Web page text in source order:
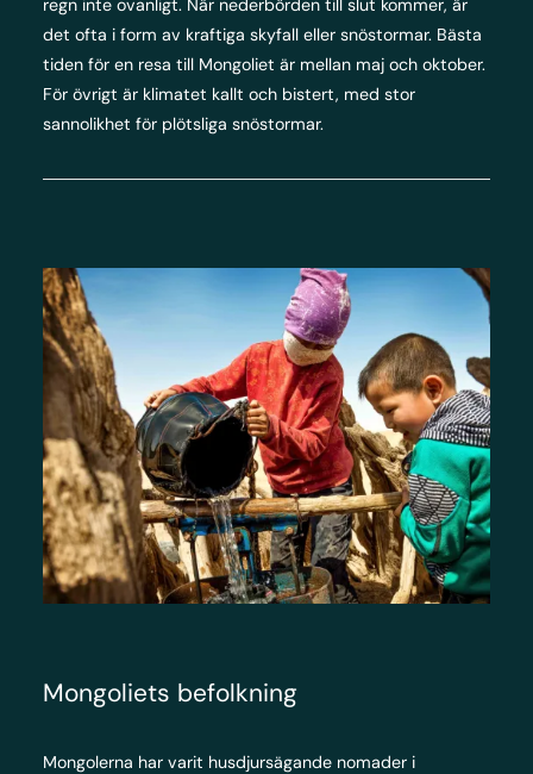
regn inte ovanligt. När nederbörden till slut kommer, är
det ofta i form av kraftiga skyfall eller snöstormar. Bästa
tiden för en resa till Mongoliet är mellan maj och oktober.
För övrigt är klimatet kallt och bistert, med stor
sannolikhet för plötsliga snöstormar.
Mongoliets befolkning
Mongolerna har varit husdjursägande nomader i